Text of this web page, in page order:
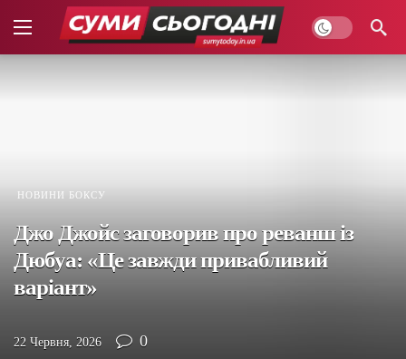
НОВИНИ БОКСУ
Джо Джойс заговорив про реванш із
Дюбуа: «Це завжди привабливий
варіант»
22 Червня, 2026 0